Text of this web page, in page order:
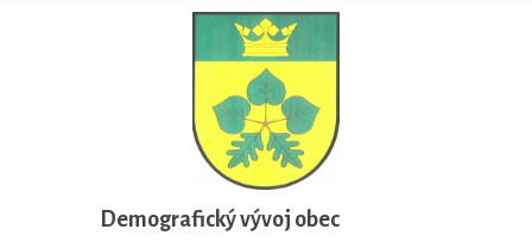
Demografický vývoj obec